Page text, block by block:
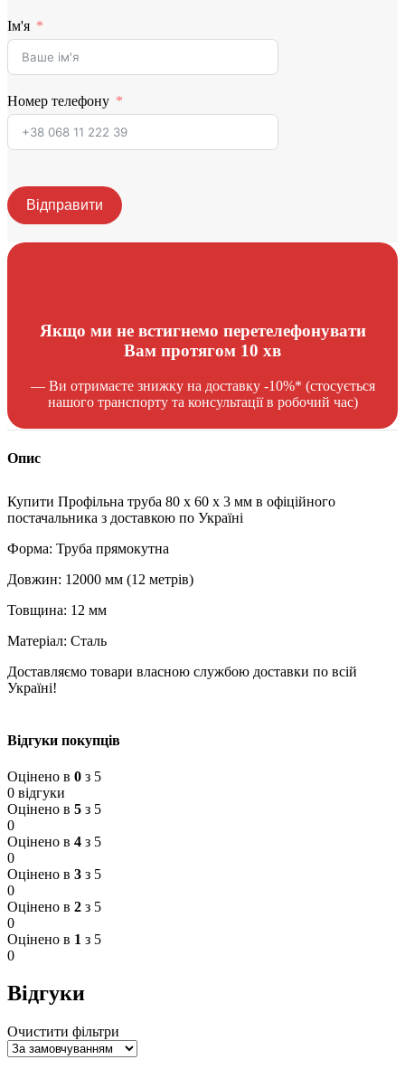
Ім'я
Номер телефону
Відправити
Якщо ми не встигнемо перетелефонувати
Вам протягом 10 хв
— Ви отримаєте знижку на доставку -10%* (стосується
нашого транспорту та консультації в робочий час)
Опис
Купити Профільна труба 80 x 60 x 3 мм в офіційного
постачальника з доставкою по Україні
Форма: Труба прямокутна
Довжин: 12000 мм (12 метрів)
Товщина: 12 мм
Матеріал: Сталь
Доставляємо товари власною службою доставки по всій
Україні!
Відгуки покупців
Оцінено в 0 з 5
0 відгуки
Оцінено в 5 з 5
0
Оцінено в 4 з 5
0
Оцінено в 3 з 5
0
Оцінено в 2 з 5
0
Оцінено в 1 з 5
0
Відгуки
Очистити фільтри